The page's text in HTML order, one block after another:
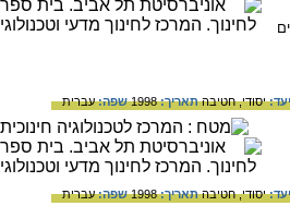
יסודי,חטיבהתאריך:1998 שפה:עברית
יסודי,חטיבהתאריך:1998 שפה:עברית